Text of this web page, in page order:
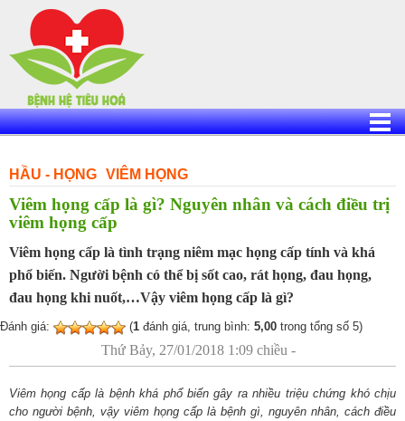
content
HẦU - HỌNG VIÊM HỌNG
Viêm họng cấp là gì? Nguyên nhân và cách điều trị
viêm họng cấp
Viêm họng cấp là tình trạng niêm mạc họng cấp tính và khá
phổ biến. Người bệnh có thể bị sốt cao, rát họng, đau họng,
đau họng khi nuốt,…Vậy viêm họng cấp là gì?
Đánh giá: (1 đánh giá, trung bình: 5,00 trong tổng số 5)
Thứ Bảy, 27/01/2018 1:09 chiều -
Viêm họng cấp là bệnh khá phổ biến gây ra nhiều triệu chứng khó chịu
cho người bệnh, vậy viêm họng cấp là bệnh gì, nguyên nhân, cách điều